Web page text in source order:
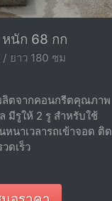
หนัก 68 กก
/ ยาว 180 ซม
ลิตจากคอนกรีตคุณภาพ
มีรูให้ 2 รู สำหรับใช้
นาเวลารถเข้าจอด ติด
ดเร็ว